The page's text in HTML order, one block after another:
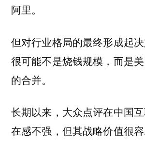
阿里。
但对行业格局的最终形成起决
很可能不是烧钱规模，而是
的合并。
长期以来，大众点评在中国
在感不强，但其战略价值很